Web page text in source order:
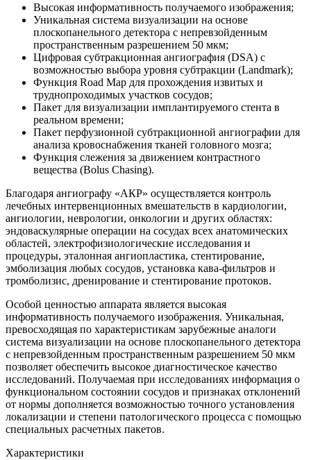
Высокая информативность получаемого изображения;
Уникальная система визуализации на основе
плоскопанельного детектора с непревзойденным
пространственным разрешением 50 мкм;
Цифровая субтракционная ангиография (DSA) с
возможностью выбора уровня субтракции (Landmark);
Функция Road Map для прохождения извитых и
труднопроходимых участков сосудов;
Пакет для визуализации имплантируемого стента в
реальном времени;
Пакет перфузионной субтракционной ангиографии для
анализа кровоснабжения тканей головного мозга;
Функция слежения за движением контрастного
вещества (Bolus Chasing).
Благодаря ангиографу «АКР» осуществляется контроль
лечебных интервенционных вмешательств в кардиологии,
ангиологии, неврологии, онкологии и других областях:
эндоваскулярные операции на сосудах всех анатомических
областей, электрофизиологические исследования и
процедуры, эталонная ангиопластика, стентирование,
эмболизация любых сосудов, установка кава-фильтров и
тромболизис, дренирование и стентирование протоков.
Особой ценностью аппарата является высокая
информативность получаемого изображения. Уникальная,
превосходящая по характеристикам зарубежные аналоги
система визуализации на основе плоскопанельного детектора
с непревзойденным пространственным разрешением 50 мкм
позволяет обеспечить высокое диагностическое качество
исследований. Получаемая при исследованиях информация о
функциональном состоянии сосудов и признаках отклонений
от нормы дополняется возможностью точного установления
локализации и степени патологического процесса с помощью
специальных расчетных пакетов.
Характеристики